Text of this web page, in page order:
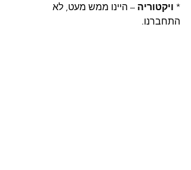
* ויקטוריה – היינו ממש מעט, לא
התחברנו.